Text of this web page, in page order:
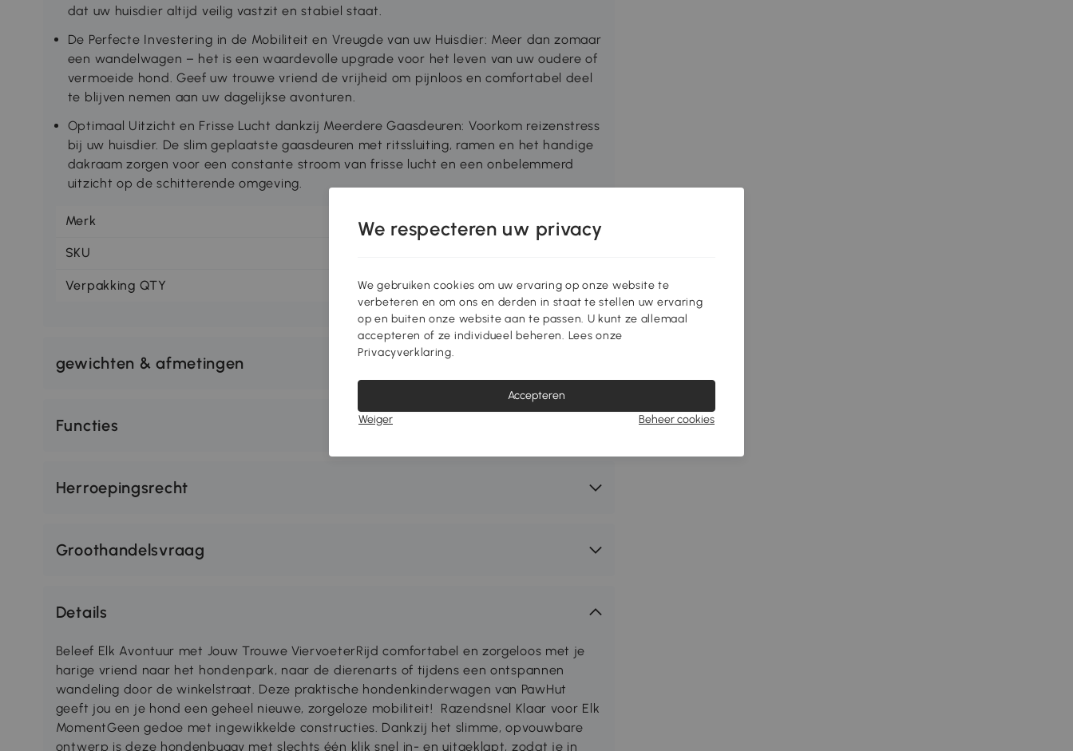
dat uw huisdier altijd veilig vastzit en stabiel staat.
De Perfecte Investering in de Mobiliteit en Vreugde van uw Huisdier: Meer dan zomaar
een wandelwagen – het is een waardevolle upgrade voor het leven van uw oudere of
vermoeide hond. Geef uw trouwe vriend de vrijheid om pijnloos en comfortabel deel
te blijven nemen aan uw dagelijkse avonturen.
Optimaal Uitzicht en Frisse Lucht dankzij Meerdere Gaasdeuren: Voorkom reizenstress
bij uw huisdier. De slim geplaatste gaasdeuren met ritssluiting, ramen en het handige
dakraam zorgen voor een constante stroom van frisse lucht en een onbelemmerd
uitzicht op de schitterende omgeving.
Merk PawHut
SKU
Verpakking QTY
gewichten & afmetingen
Functies
Herroepingsrecht
Groothandelsvraag
Details
Beleef Elk Avontuur met Jouw Trouwe ViervoeterRijd comfortabel en zorgeloos met je
harige vriend naar het hondenpark, naar de dierenarts of tijdens een ontspannen
wandeling door de winkelstraat. Deze praktische hondenkinderwagen van PawHut
geeft jou en je hond een geheel nieuwe, zorgeloze mobiliteit! Razendsnel Klaar voor Elk
MomentGeen gedoe met ingewikkelde constructies. Dankzij het slimme, opvouwbare
ontwerp is deze hondenbuggy met slechts één klik snel in- en uitgeklapt, zodat je in
We respecteren uw privacy
We gebruiken cookies om uw ervaring op onze website te
verbeteren en om ons en derden in staat te stellen uw ervaring
op en buiten onze website aan te passen. U kunt ze allemaal
accepteren of ze individueel beheren. Lees onze
Privacyverklaring.
Accepteren
Weiger
Beheer cookies